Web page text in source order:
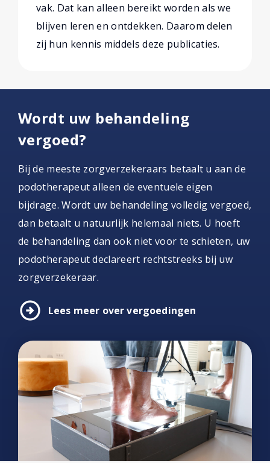
vak. Dat kan alleen bereikt worden als we
blijven leren en ontdekken. Daarom delen
zij hun kennis middels deze publicaties.
Wordt uw behandeling
vergoed?
Bij de meeste zorgverzekeraars betaalt u aan de
podotherapeut alleen de eventuele eigen
bijdrage. Wordt uw behandeling volledig vergoed,
dan betaalt u natuurlijk helemaal niets. U hoeft
de behandeling dan ook niet voor te schieten, uw
podotherapeut declareert rechtstreeks bij uw
zorgverzekeraar.
arrow_circle_right Lees meer over vergoedingen